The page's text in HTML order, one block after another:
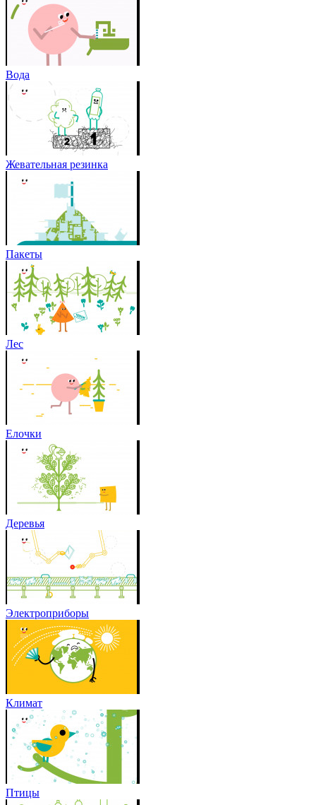
Вода
Жевательная резинка
Пакеты
Лес
Елочки
Деревья
Электроприборы
Климат
Птицы